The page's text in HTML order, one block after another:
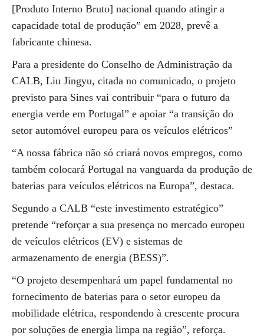
[Produto Interno Bruto] nacional quando atingir a
capacidade total de produção” em 2028, prevê a
fabricante chinesa.
Para a presidente do Conselho de Administração da
CALB, Liu Jingyu, citada no comunicado, o projeto
previsto para Sines vai contribuir “para o futuro da
energia verde em Portugal” e apoiar “a transição do
setor automóvel europeu para os veículos elétricos”
“A nossa fábrica não só criará novos empregos, como
também colocará Portugal na vanguarda da produção de
baterias para veículos elétricos na Europa”, destaca.
Segundo a CALB “este investimento estratégico”
pretende “reforçar a sua presença no mercado europeu
de veículos elétricos (EV) e sistemas de
armazenamento de energia (BESS)”.
“O projeto desempenhará um papel fundamental no
fornecimento de baterias para o setor europeu da
mobilidade elétrica, respondendo à crescente procura
por soluções de energia limpa na região”, reforça.